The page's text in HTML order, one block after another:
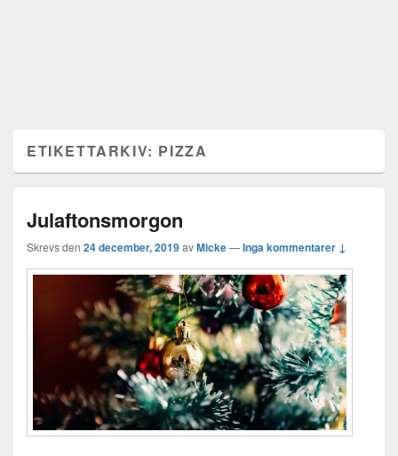
ETIKETTARKIV: PIZZA
Julaftonsmorgon
Skrevs den 24 december, 2019avMicke—Inga kommentarer ↓